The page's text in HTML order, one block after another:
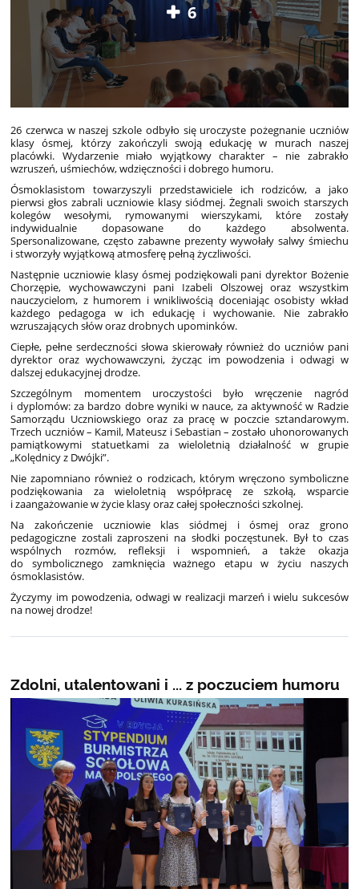
6
26 czerwca w naszej szkole odbyło się uroczyste pożegnanie uczniów
klasy ósmej, którzy zakończyli swoją edukację w murach naszej
placówki. Wydarzenie miało wyjątkowy charakter – nie zabrakło
wzruszeń, uśmiechów, wdzięczności i dobrego humoru.
Ósmoklasistom towarzyszyli przedstawiciele ich rodziców, a jako
pierwsi głos zabrali uczniowie klasy siódmej. Żegnali swoich starszych
kolegów wesołymi, rymowanymi wierszykami, które zostały
indywidualnie dopasowane do każdego absolwenta.
Spersonalizowane, często zabawne prezenty wywołały salwy śmiechu
i stworzyły wyjątkową atmosferę pełną życzliwości.
Następnie uczniowie klasy ósmej podziękowali pani dyrektor Bożenie
Chorzępie, wychowawczyni pani Izabeli Olszowej oraz wszystkim
nauczycielom, z humorem i wnikliwością doceniając osobisty wkład
każdego pedagoga w ich edukację i wychowanie. Nie zabrakło
wzruszających słów oraz drobnych upominków.
Ciepłe, pełne serdeczności słowa skierowały również do uczniów pani
dyrektor oraz wychowawczyni, życząc im powodzenia i odwagi w
dalszej edukacyjnej drodze.
Szczególnym momentem uroczystości było wręczenie nagród
i dyplomów: za bardzo dobre wyniki w nauce, za aktywność w Radzie
Samorządu Uczniowskiego oraz za pracę w poczcie sztandarowym.
Trzech uczniów – Kamil, Mateusz i Sebastian – zostało uhonorowanych
pamiątkowymi statuetkami za wieloletnią działalność w grupie
„Kolędnicy z Dwójki”.
Nie zapomniano również o rodzicach, którym wręczono symboliczne
podziękowania za wieloletnią współpracę ze szkołą, wsparcie
i zaangażowanie w życie klasy oraz całej społeczności szkolnej.
Na zakończenie uczniowie klas siódmej i ósmej oraz grono
pedagogiczne zostali zaproszeni na słodki poczęstunek. Był to czas
wspólnych rozmów, refleksji i wspomnień, a także okazja
do symbolicznego zamknięcia ważnego etapu w życiu naszych
ósmoklasistów.
Życzymy im powodzenia, odwagi w realizacji marzeń i wielu sukcesów
na nowej drodze!
Zdolni, utalentowani i ... z poczuciem humoru